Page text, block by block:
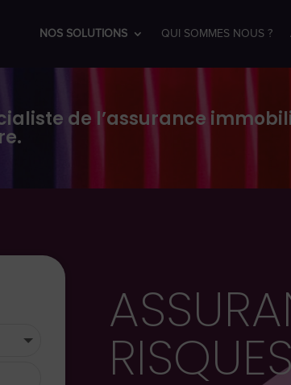
NOS SOLUTIONS QUI SOMMES NOUS ?
de l’assurance